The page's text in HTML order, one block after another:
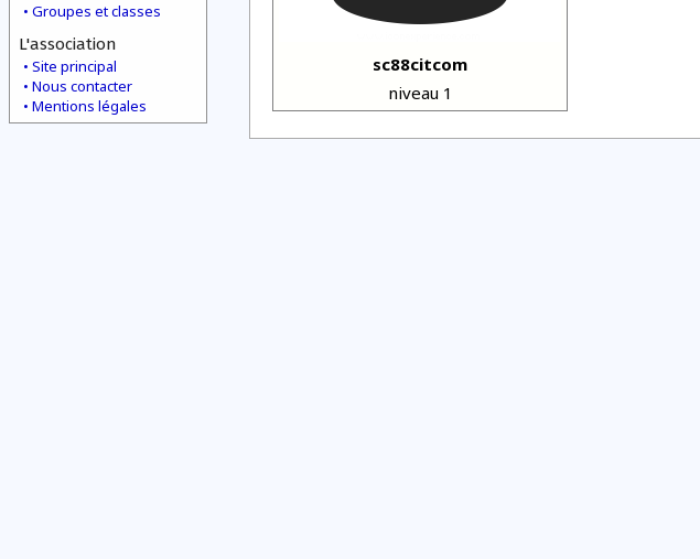
Groupes et classes
L'association
Site principal
Nous contacter
Mentions légales
sc88citcom
niveau 1